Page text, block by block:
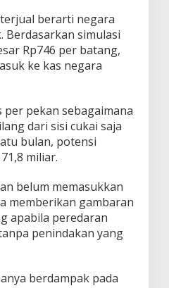
berarti negara
Berdasarkan simulasi
Rp746 per batang,
ke kas negara
pekan sebagaimana
dari sisi cukai saja
bulan, potensi
miliar.
belum memasukkan
memberikan gambaran
apabila peredaran
penindakan yang
berdampak pada